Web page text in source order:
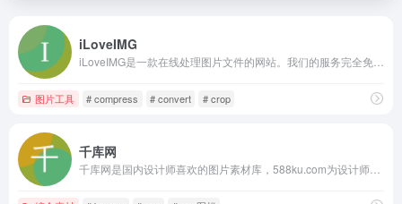
iLoveIMG
图片工具 # compress # convert # crop
千库网